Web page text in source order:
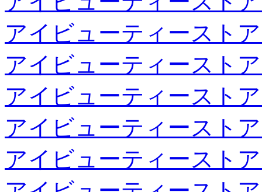
アイビューティースト
アイビューティースト
アイビューティースト
アイビューティースト
アイビューティースト